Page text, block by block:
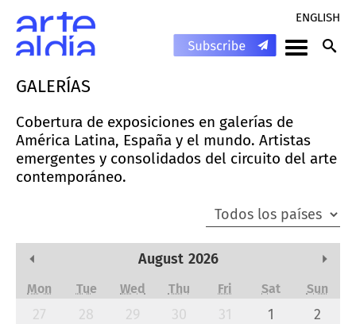
ENGLISH
GALERÍAS
Cobertura de exposiciones en galerías de
América Latina, España y el mundo. Artistas
emergentes y consolidados del circuito del arte
contemporáneo.
August 2026
Mon Tue Wed Thu Fri Sat Sun
27 28 29 30 31 1
2